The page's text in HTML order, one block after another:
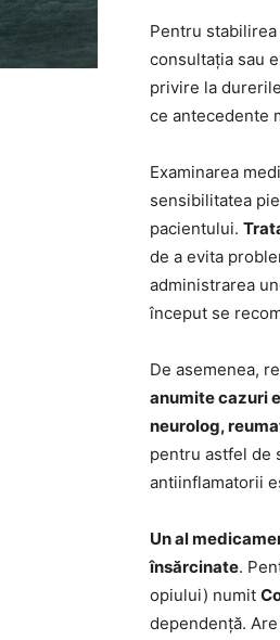
Pentru
consultația sau
privire la
ce antecedente
Examinarea
sensibilitatea
pacientului.
de a evita
administrarea
început se
De asemenea,
anumite cazuri
neurolog,
pentru astfel de
antiinflamatorii
Un al
însărcinate.
opiului) numit
dependență.